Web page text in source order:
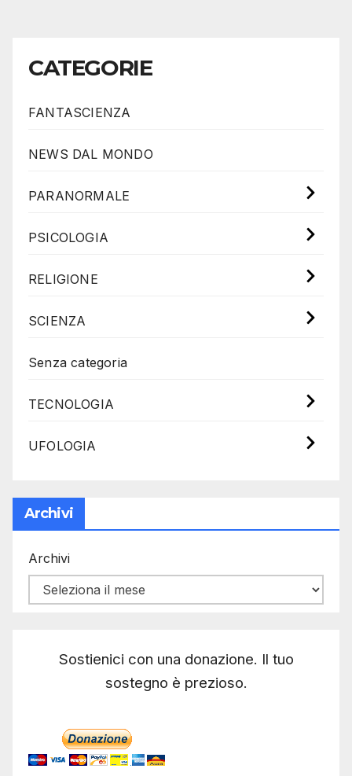
CATEGORIE
FANTASCIENZA
NEWS DAL MONDO
PARANORMALE
PSICOLOGIA
RELIGIONE
SCIENZA
Senza categoria
TECNOLOGIA
UFOLOGIA
Archivi
Archivi
Sostienici con una donazione. Il tuo
sostegno è prezioso.